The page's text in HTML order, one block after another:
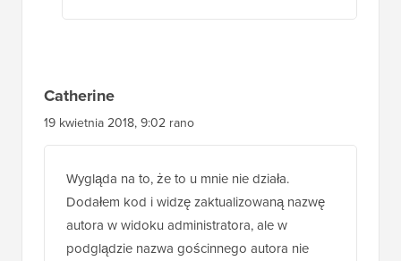
Catherine
19 kwietnia 2018, 9:02 rano
Wygląda na to, że to u mnie nie działa.
Dodałem kod i widzę zaktualizowaną nazwę
autora w widoku administratora, ale w
podglądzie nazwa gościnnego autora nie